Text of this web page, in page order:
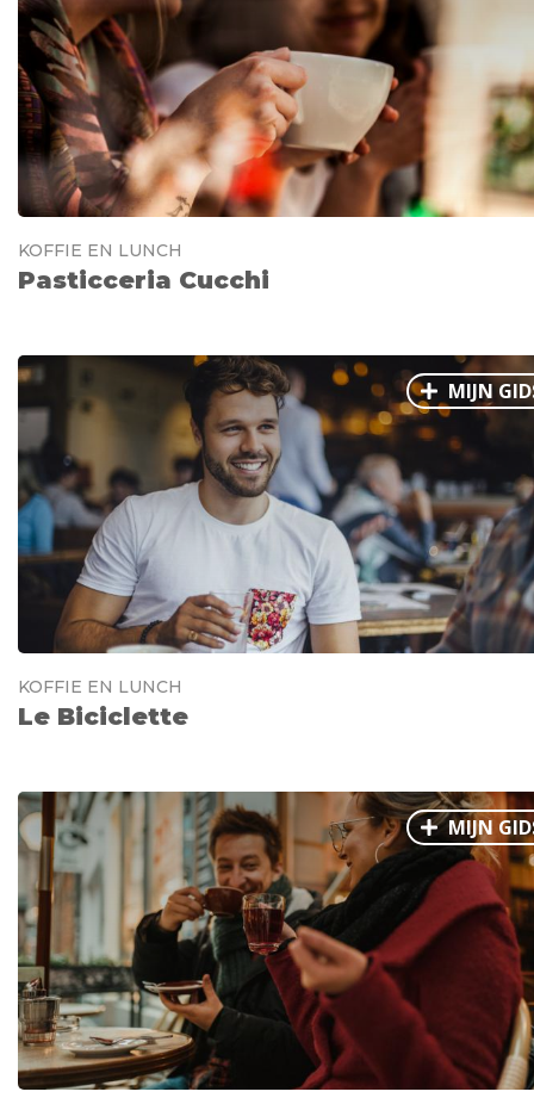
KOFFIE EN LUNCH
Pasticceria Cucchi
MIJN
KOFFIE EN LUNCH
Le Biciclette
MIJN